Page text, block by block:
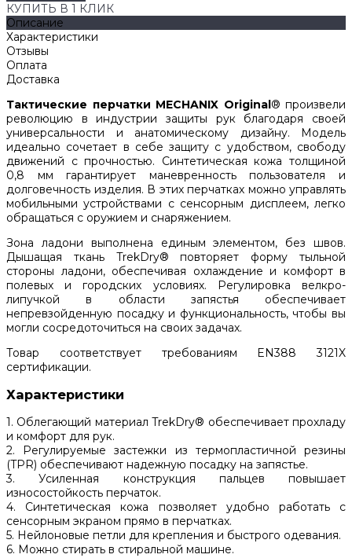
КУПИТЬ В 1 КЛИК
Описание
Характеристики
Отзывы
Оплата
Доставка
Тактические перчатки MECHANIX Original® произвели
революцию в индустрии защиты рук благодаря своей
универсальности и анатомическому дизайну. Модель
идеально сочетает в себе защиту с удобством, свободу
движений с прочностью. Синтетическая кожа толщиной
0,8 мм гарантирует маневренность пользователя и
долговечность изделия. В этих перчатках можно управлять
мобильными устройствами с сенсорным дисплеем, легко
обращаться с оружием и снаряжением.
Зона ладони выполнена единым элементом, без швов.
Дышащая ткань TrekDry® повторяет форму тыльной
стороны ладони, обеспечивая охлаждение и комфорт в
полевых и городских условиях. Регулировка велкро-
липучкой в области запястья обеспечивает
непревзойденную посадку и функциональность, чтобы вы
могли сосредоточиться на своих задачах.
Товар соответствует требованиям EN388 3121X
сертификации.
Характеристики
1. Облегающий материал TrekDry® обеспечивает прохладу
и комфорт для рук.
2. Регулируемые застежки из термопластичной резины
(TPR) обеспечивают надежную посадку на запястье.
3. Усиленная конструкция пальцев повышает
износостойкость перчаток.
4. Синтетическая кожа позволяет удобно работать с
сенсорным экраном прямо в перчатках.
5. Нейлоновые петли для крепления и быстрого одевания.
6. Можно стирать в стиральной машине.